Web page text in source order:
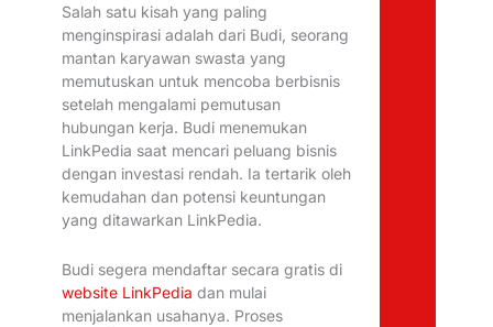
Salah satu kisah yang paling
menginspirasi adalah dari Budi, seorang
mantan karyawan swasta yang
memutuskan untuk mencoba berbisnis
setelah mengalami pemutusan
hubungan kerja. Budi menemukan
LinkPedia saat mencari peluang bisnis
dengan investasi rendah. Ia tertarik oleh
kemudahan dan potensi keuntungan
yang ditawarkan LinkPedia.
Budi segera mendaftar secara gratis di
website LinkPedia dan mulai
menjalankan usahanya. Proses